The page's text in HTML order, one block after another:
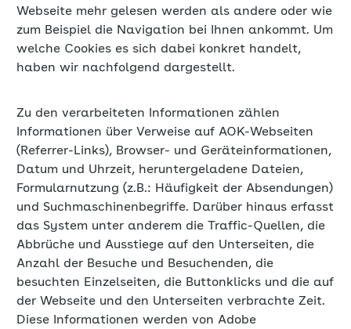
Webseite mehr gelesen werden als andere oder wie
zum Beispiel die Navigation bei Ihnen ankommt. Um
welche Cookies es sich dabei konkret handelt,
haben wir nachfolgend dargestellt.
Zu den verarbeiteten Informationen zählen
Informationen über Verweise auf AOK-Webseiten
(Referrer-Links), Browser- und Geräteinformationen,
Datum und Uhrzeit, heruntergeladene Dateien,
Formularnutzung (z.B.: Häufigkeit der Absendungen)
und Suchmaschinenbegriffe. Darüber hinaus erfasst
das System unter anderem die Traffic-Quellen, die
Abbrüche und Ausstiege auf den Unterseiten, die
Anzahl der Besuche und Besuchenden, die
besuchten Einzelseiten, die Buttonklicks und die auf
der Webseite und den Unterseiten verbrachte Zeit.
Diese Informationen werden von Adobe